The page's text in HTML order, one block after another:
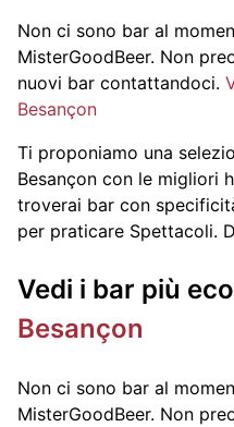
Non ci sono bar al
MisterGoodBeer. Non
nuovi bar contattandoci.
Besançon
Ti proponiamo una
Besançon con le migliori
troverai bar con
per praticare Spettacoli.
Vedi i bar più
Besançon
Non ci sono bar al
MisterGoodBeer. Non